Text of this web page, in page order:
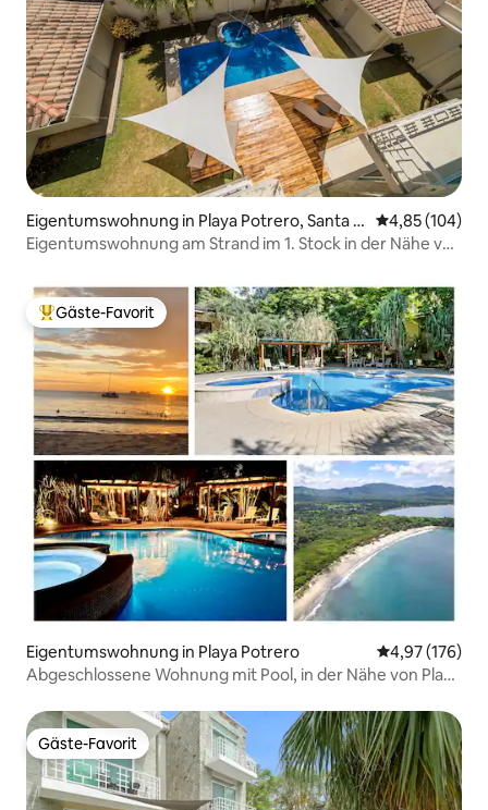
Eigentumswohnung in Playa Potrero, Santa C
ruz
4,85 (104)
Eigentumswohnung am Strand im 1. Stock in der Nähe von
Beliebter Gäste-Favorit.
Gäste-Favorit
Eigentumswohnung in Playa Potrero
4,97 (176)
Abgeschlossene Wohnung mit Pool, in der Nähe von Playa
Gäste-Favorit
Gäste-Favorit